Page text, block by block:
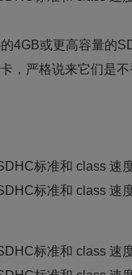
或更高容量的
，严格说来它们是